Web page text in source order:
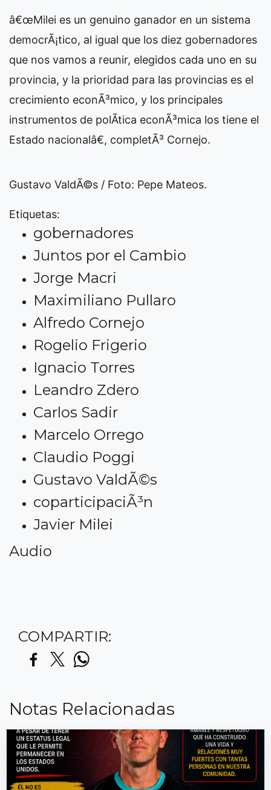
â€œMilei es un genuino ganador en un sistema
democrÃ¡tico, al igual que los diez gobernadores
que nos vamos a reunir, elegidos cada uno en su
provincia, y la prioridad para las provincias es el
crecimiento econÃ³mico, y los principales
instrumentos de polÃ­tica econÃ³mica los tiene el
Estado nacionalâ€, completÃ³ Cornejo.
Gustavo ValdÃ©s / Foto: Pepe Mateos.
Etiquetas:
gobernadores
Juntos por el Cambio
Jorge Macri
Maximiliano Pullaro
Alfredo Cornejo
Rogelio Frigerio
Ignacio Torres
Leandro Zdero
Carlos Sadir
Marcelo Orrego
Claudio Poggi
Gustavo ValdÃ©s
coparticipaciÃ³n
Javier Milei
Audio
COMPARTIR:
Notas Relacionadas